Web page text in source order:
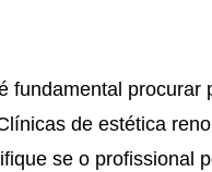
fundamental procurar
de estética
se o profissional